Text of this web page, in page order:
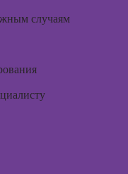
случаям